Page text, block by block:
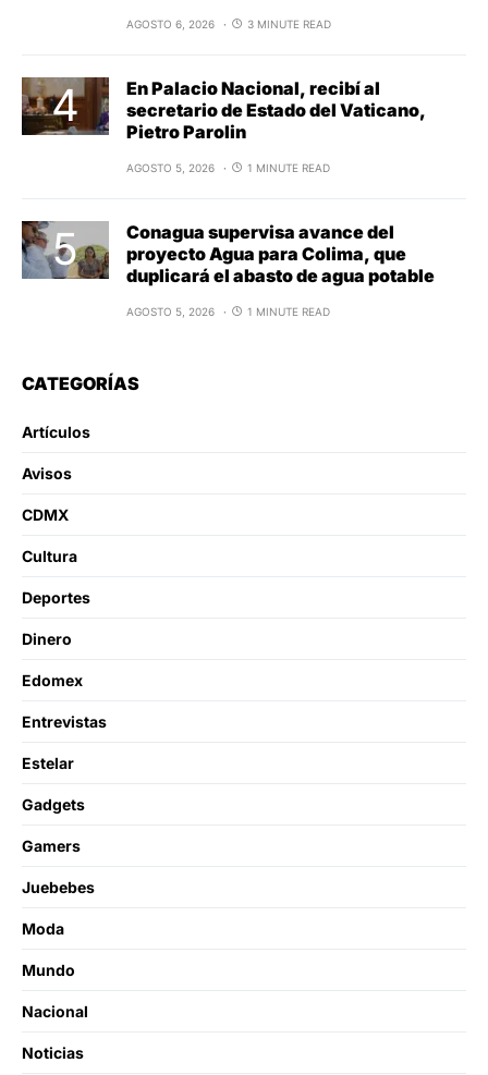
AGOSTO 6, 2026 3 MINUTE READ
En Palacio Nacional, recibí al
secretario de Estado del Vaticano,
Pietro Parolin
AGOSTO 5, 2026 1 MINUTE READ
Conagua supervisa avance del
proyecto Agua para Colima, que
duplicará el abasto de agua potable
AGOSTO 5, 2026 1 MINUTE READ
CATEGORÍAS
Artículos
Avisos
CDMX
Cultura
Deportes
Dinero
Edomex
Entrevistas
Estelar
Gadgets
Gamers
Juebebes
Moda
Mundo
Nacional
Noticias